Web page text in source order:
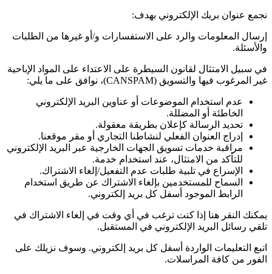
نجمع عنوان بريك الإلكتروني بهدف:
إرسال المعلومات والرد على الاستفسارات و/أو غيرها من الطلبات
والأسئلة.
في سبيل الامتثال لقانون السيطرة على الاعتداء على المواد الإباحية
غير المرغوب فيها والتسويق (CANSPAM)، نوافق على ما يلي:
عدم استخدام الموضوعات أو عناوين البريد الإلكتروني
الخاطئة أو المضللة.
تحديد الرسالة كإعلان بطريقة معقولة.
إدراج العنوان الفعلي لنشاطنا التجاري أو مقر موقعنا.
مراقبة خدمات تسويق الجهات الخارجية عبر البريد الإلكتروني
للتأكد من الامتثال، عند استخدام خدمة.
الإسراع في تلبية طلبات عدم التفعيل/إلغاء الاشتراك.
السماح للمستخدمين بإلغاء الاشتراك عن طريق استخدام
الرابط الموجود أسفل كل بريد إلكتروني.
يمكنك النقر هنا إذا كنت ترغب في أي وقت في إلغاء الاشتراك في
تلقي رسائل البريد الإلكتروني في المستقبل.
اتبع التعليمات الواردة أسفل كل بريد إلكتروني. وسوف نزيلك على
الفور من كافة المراسلات.